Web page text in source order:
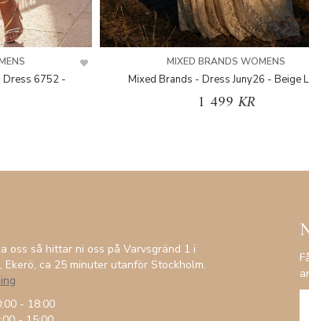
Dress 6752 -
MIXED BRANDS WOMENS
Mixed Brands - Dress Juny26 - Beige
1 499 KR
oss så hittar ni oss på Varvsgränd 1 i
Ekerö, ca 25 minuter utanför Stockholm.
- 18:00